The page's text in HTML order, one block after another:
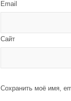
Email
Сайт
Сохранить моё имя,